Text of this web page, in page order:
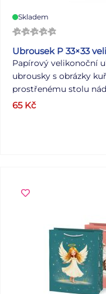
Skladem
Ubrousek P 33×33
Papírový velikonoční
ubrousky s obrázky
prostřenému stolu
příjemnou atmosféru
Ubrousek je kvalitní
65 Kč